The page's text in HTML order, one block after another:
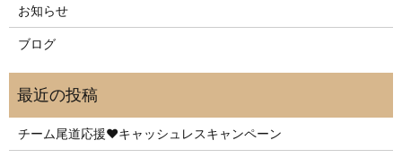
お知らせ
ブログ
チーム尾道応援❤️キャッシュレスキャンペーン